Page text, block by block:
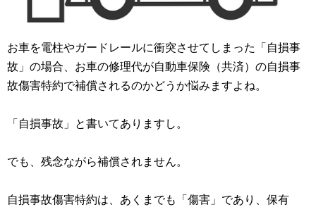
お車を電柱やガードレールに衝突させてしまった「自損事
故」の場合、お車の修理代が自動車保険（共済）の自損事
故傷害特約で補償されるのかどうか悩みますよね。
「自損事故」と書いてありますし。
でも、残念ながら補償されません。
自損事故傷害特約は、あくまでも「傷害」であり、保有